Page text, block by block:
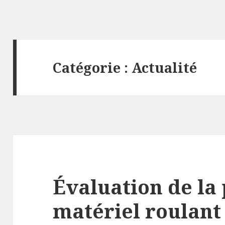
Catégorie : Actualité
Évaluation de
matériel